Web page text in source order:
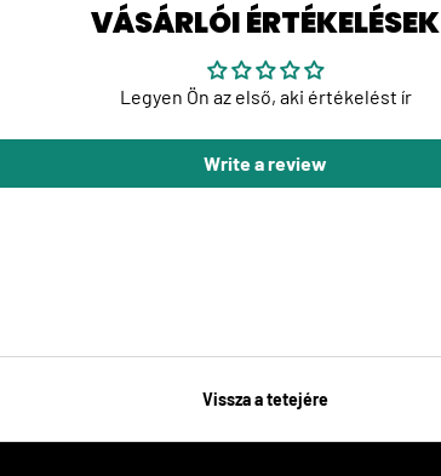
VÁSÁRLÓI ÉRTÉKELÉSEK
Legyen Ön az első, aki értékelést ír
Write a review
Vissza a tetejére